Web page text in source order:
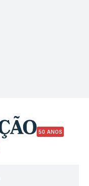
50 ANOS